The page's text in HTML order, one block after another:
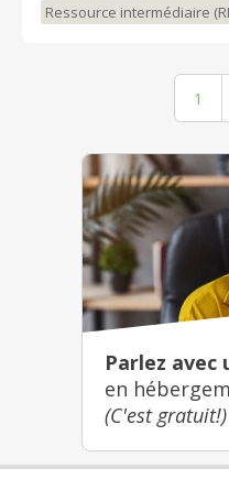
Ressource intermédiaire
1
Parlez avec
en
(C'est gratuit!)